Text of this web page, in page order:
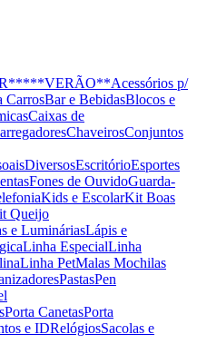
**VERÃO**Acessórios p/
CarrosBar e BebidasBlocos e
Caixas de
ChaveirosConjuntos
DiversosEscritórioEsportes
Fones de OuvidoGuarda-
Kids e EscolarKit Boas
Queijo
e LumináriasLápis e
Linha EspecialLinha
Linha PetMalas Mochilas
PastasPen
Porta CanetasPorta
e IDRelógiosSacolas e